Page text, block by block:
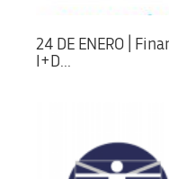
24 DE ENERO |
I+D...